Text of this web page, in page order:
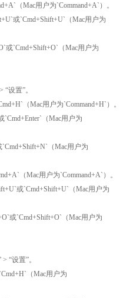
（Mac用户为`Command+A`）。
或`Cmd+Shift+U`（Mac用户为
或`Cmd+Shift+O`（Mac用户为
设置”。
（Mac用户为`Command+H`）。
（Mac用户为
（Mac用户为
（Mac用户为`Command+A`）。
或`Cmd+Shift+U`（Mac用户为
或`Cmd+Shift+O`（Mac用户为
“设置”。
（Mac用户为